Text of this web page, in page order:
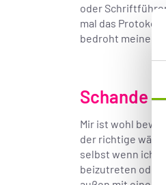
oder
mal das
bedroht meinen
Schande
Mir ist wohl
der richtige wäre:
selbst wenn ich
beizutreten oder